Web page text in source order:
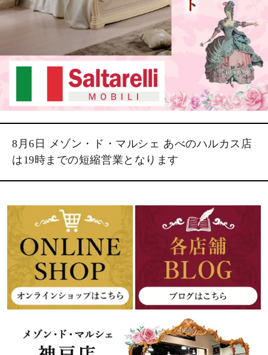
8月6日 メゾン・ド・マルシェ あべのハルカス店
は19時までの短縮営業となります